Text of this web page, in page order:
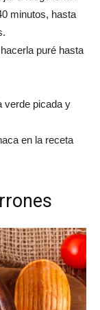
minutos, hasta
puré hasta
verde picada y
en la receta